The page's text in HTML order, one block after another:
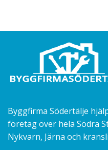
Byggfirma Södertälje
företag över hela Södra
Nykvarn, Järna och